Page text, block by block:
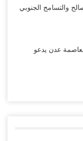
والتسامح الجنوبي
عدن يدعو